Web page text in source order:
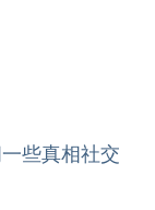
些真相社交